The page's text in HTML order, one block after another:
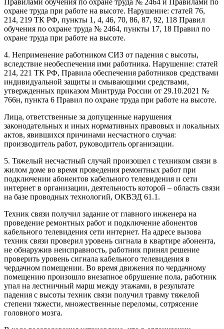
Правилами обучения по охране труда № 2464 и Правилами по
охране труда при работе на высоте. Нарушение: статей 76,
214, 219 ТК РФ, пункты 1, 4, 46, 70, 86, 87, 92, 118 Правил
обучения по охране труда № 2464, пункты 17, 18 Правил по
охране труда при работе на высоте.
4. Неприменение работником СИЗ от падения с высоты,
вследствие необеспечения ими работника. Нарушение: статей
214, 221 ТК РФ, Правила обеспечения работников средствами
индивидуальной защиты и смывающими средствами,
утвержденных приказом Минтруда России от 29.10.2021 №
766н, пункта 6 Правил по охране труда при работе на высоте.
Лица, ответственные за допущенные нарушения
законодательных и иных нормативных правовых и локальных
актов, явившихся причинами несчастного случая:
производитель работ, руководитель организации.
5. Тяжелый несчастный случай произошел с техником связи в
жилом доме во время проведения ремонтных работ при
подключении абонентов кабельного телевидения и сети
интернет в организации, деятельность которой – область связи
на базе проводных технологий, ОКВЭД 61.1.
Техник связи получил задание от главного инженера на
проведение ремонтных работ и подключение абонентов
кабельного телевидения сети интернет. На адресе вызова
техник связи проверил уровень сигнала в квартире абонента,
не обнаружив неисправность, работник принял решение
проверить уровень сигнала кабельного телевидения в
чердачном помещении. Во время движения по чердачному
помещению произошло внезапное обрушение пола, работник
упал на лестничный марш между этажами, в результате
падения с высоты техник связи получил травму тяжелой
степени тяжести, множественные переломы, сотрясение
головного мозга.